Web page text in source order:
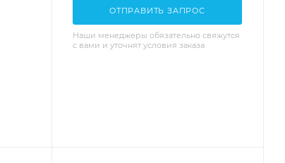
ОТПРАВИТЬ ЗАПРОС
Наши менеджеры обязательно свяжутся
с вами и уточнят условия заказа